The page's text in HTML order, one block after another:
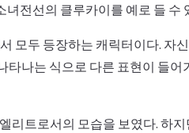
전선의 클루카이를 예로 들 수
모두 등장하는 캐릭터이다. 자
타나는 식으로 다른 표현이 들
리트로서의 모습을 보였다. 하